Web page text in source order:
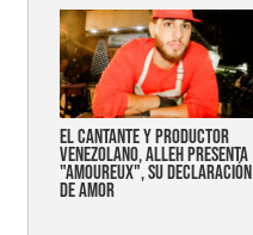
EL CANTANTE Y PRODUCTOR
VENEZOLANO, ALLEH PRESENTA
"AMOUREUX", SU DECLARACIÓN
DE AMOR